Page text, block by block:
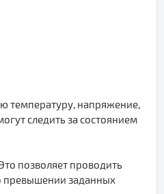
температуру, напряжение,
следить за состоянием
позволяет проводить
превышении заданных